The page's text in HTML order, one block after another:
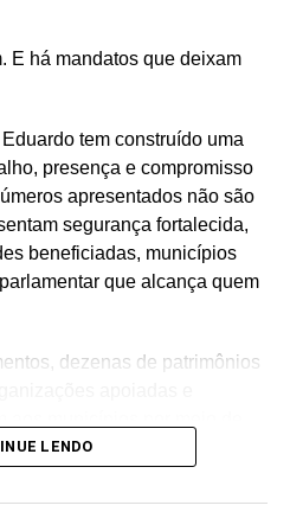
E há mandatos que deixam
tem construído uma
presença e compromisso
apresentados não são
segurança fortalecida,
beneficiadas, municípios
que alcança quem
dezenas de patrimônios
trabalho que demonstra que
LENDO